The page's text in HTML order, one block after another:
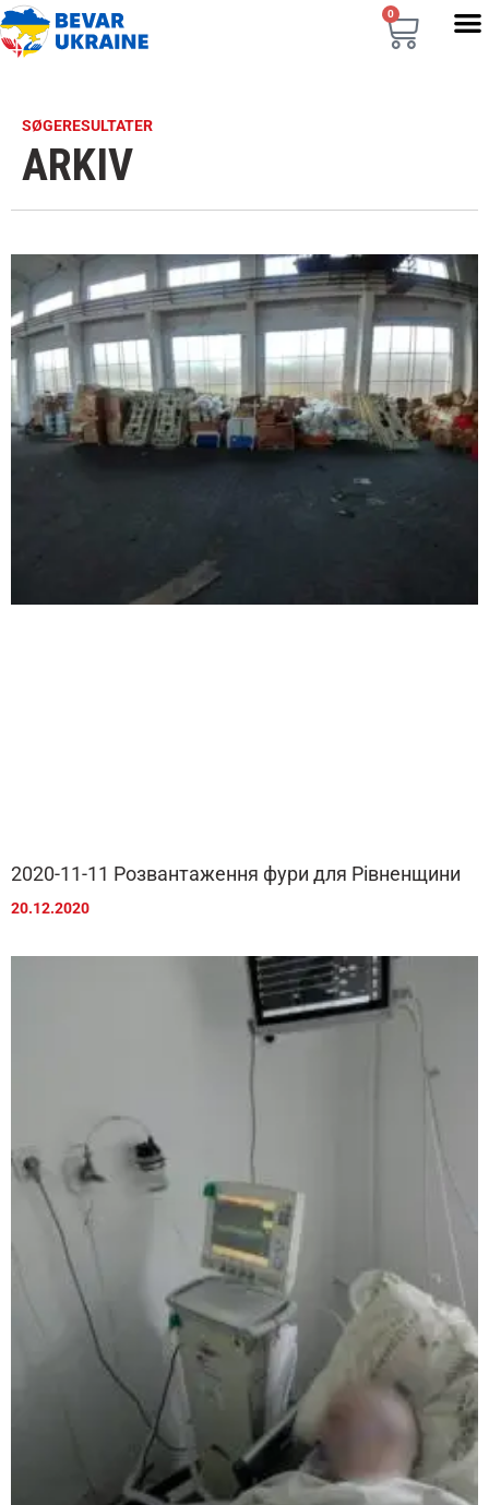
0
SØGERESULTATER
ARKIV
2020-11-11 Розвантаження фури для Рівненщини
20.12.2020